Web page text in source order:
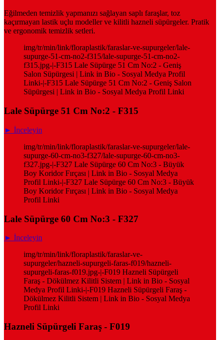
Eğilmeden temizlik yapmanızı sağlayan saplı faraşlar, toz
kaçırmayan lastik uçlu modeller ve kilitli hazneli süpürgeler. Pratik
ve ergonomik temizlik setleri.
img/tr/min/link/floraplastik/faraslar-ve-supurgeler/lale-
supurge-51-cm-no2-f315/lale-supurge-51-cm-no2-
f315.jpg-|-F315 Lale Süpürge 51 Cm No:2 - Geniş
Salon Süpürgesi | Link in Bio - Sosyal Medya Profil
Linki-|-F315 Lale Süpürge 51 Cm No:2 - Geniş Salon
Süpürgesi | Link in Bio - Sosyal Medya Profil Linki
Lale Süpürge 51 Cm No:2 - F315
► İnceleyin
img/tr/min/link/floraplastik/faraslar-ve-supurgeler/lale-
supurge-60-cm-no3-f327/lale-supurge-60-cm-no3-
f327.jpg-|-F327 Lale Süpürge 60 Cm No:3 - Büyük
Boy Koridor Fırçası | Link in Bio - Sosyal Medya
Profil Linki-|-F327 Lale Süpürge 60 Cm No:3 - Büyük
Boy Koridor Fırçası | Link in Bio - Sosyal Medya
Profil Linki
Lale Süpürge 60 Cm No:3 - F327
► İnceleyin
img/tr/min/link/floraplastik/faraslar-ve-
supurgeler/hazneli-supurgeli-faras-f019/hazneli-
supurgeli-faras-f019.jpg-|-F019 Hazneli Süpürgeli
Faraş - Dökülmez Kilitli Sistem | Link in Bio - Sosyal
Medya Profil Linki-|-F019 Hazneli Süpürgeli Faraş -
Dökülmez Kilitli Sistem | Link in Bio - Sosyal Medya
Profil Linki
Hazneli Süpürgeli Faraş - F019